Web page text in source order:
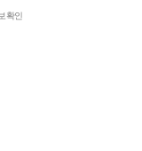
확인